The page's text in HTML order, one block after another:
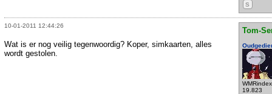
S
10-01-2011 12:44:26
Tom-
19.823
Wat is er nog veilig tegenwoordig? Koper, simkaarten, alles
wordt gestolen.